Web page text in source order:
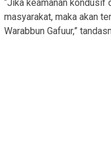
“Jika keamanan kondusif
masyarakat, maka akan
Warabbun Gafuur,”